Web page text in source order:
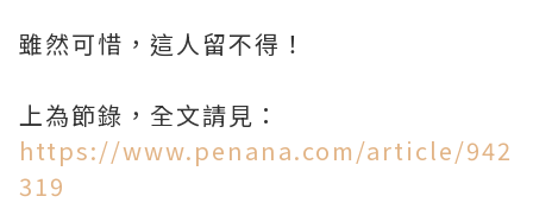
雖然可惜，這人留不得！
上為節錄，全文請見：
https://www.penana.com/article/942
319